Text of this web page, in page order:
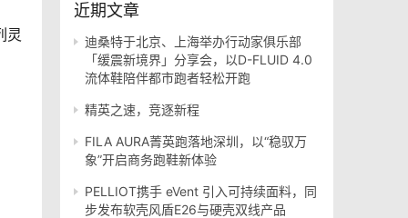
近期文章
迪桑特于北京、上海举办行动家俱乐部
「缓震新境界」分享会，以D-FLUID 4.0
流体鞋陪伴都市跑者轻松开跑
精英之速，竞逐新程
FILA AURA菁英跑落地深圳，以“稳驭万
象”开启商务跑鞋新体验
PELLIOT携手 eVent 引入可持续面料，同
步发布软壳风盾E26与硬壳双线产品